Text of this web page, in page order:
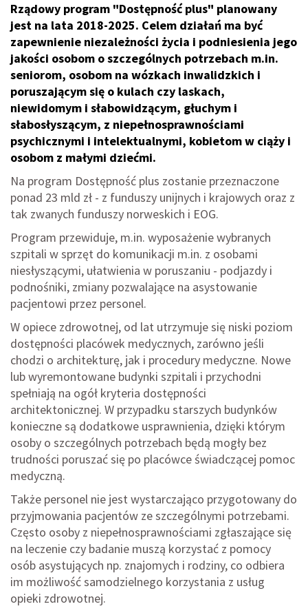
Rządowy program "Dostępność plus" planowany
jest na lata 2018-2025. Celem działań ma być
zapewnienie niezależności życia i podniesienia jego
jakości osobom o szczególnych potrzebach m.in.
seniorom, osobom na wózkach inwalidzkich i
poruszającym się o kulach czy laskach,
niewidomym i słabowidzącym, głuchym i
słabosłyszącym, z niepełnosprawnościami
psychicznymi i intelektualnymi, kobietom w ciąży i
osobom z małymi dziećmi.
Na program Dostępność plus zostanie przeznaczone
ponad 23 mld zł - z funduszy unijnych i krajowych oraz z
tak zwanych funduszy norweskich i EOG.
Program przewiduje, m.in. wyposażenie wybranych
szpitali w sprzęt do komunikacji m.in. z osobami
niesłyszącymi, ułatwienia w poruszaniu - podjazdy i
podnośniki, zmiany pozwalające na asystowanie
pacjentowi przez personel.
W opiece zdrowotnej, od lat utrzymuje się niski poziom
dostępności placówek medycznych, zarówno jeśli
chodzi o architekturę, jak i procedury medyczne. Nowe
lub wyremontowane budynki szpitali i przychodni
spełniają na ogół kryteria dostępności
architektonicznej. W przypadku starszych budynków
konieczne są dodatkowe usprawnienia, dzięki którym
osoby o szczególnych potrzebach będą mogły bez
trudności poruszać się po placówce świadczącej pomoc
medyczną.
Także personel nie jest wystarczająco przygotowany do
przyjmowania pacjentów ze szczególnymi potrzebami.
Często osoby z niepełnosprawnościami zgłaszające się
na leczenie czy badanie muszą korzystać z pomocy
osób asystujących np. znajomych i rodziny, co odbiera
im możliwość samodzielnego korzystania z usług
opieki zdrowotnej.